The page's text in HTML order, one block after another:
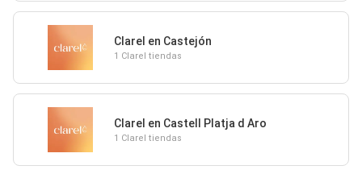
Clarel en Castejón
1 Clarel tiendas
Clarel en Castell Platja d Aro
1 Clarel tiendas